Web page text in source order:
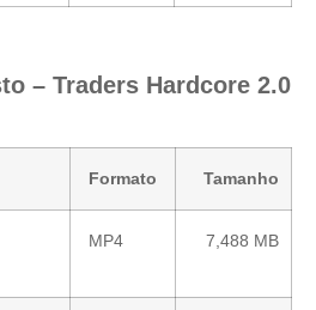
– Traders Hardcore 2.0
Formato Tamanho
MP4 7,488 MB